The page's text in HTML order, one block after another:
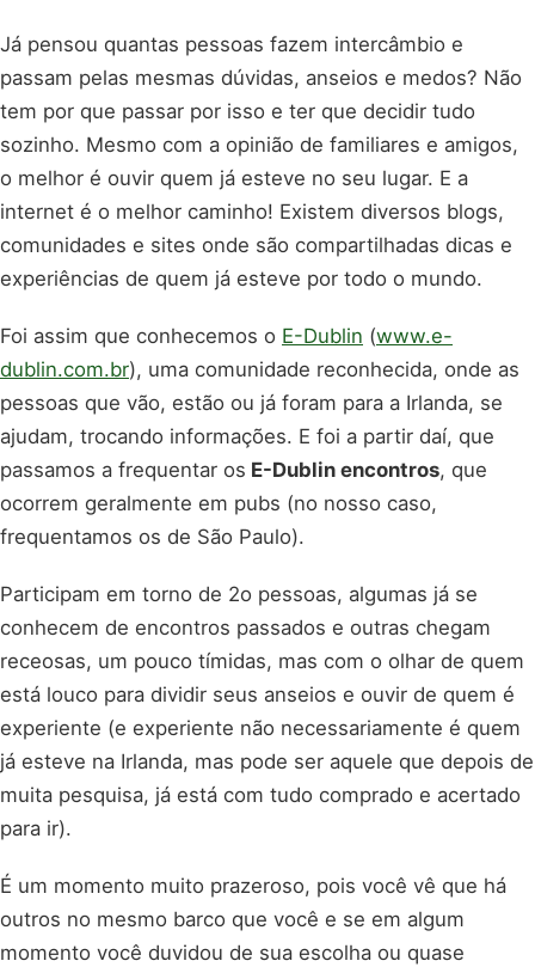
Já pensou quantas pessoas fazem intercâmbio e
passam pelas mesmas dúvidas, anseios e medos? Não
tem por que passar por isso e ter que decidir tudo
sozinho. Mesmo com a opinião de familiares e amigos,
o melhor é ouvir quem já esteve no seu lugar. E a
internet é o melhor caminho! Existem diversos blogs,
comunidades e sites onde são compartilhadas dicas e
experiências de quem já esteve por todo o mundo.
Foi assim que conhecemos o E-Dublin (www.e-
dublin.com.br), uma comunidade reconhecida, onde as
pessoas que vão, estão ou já foram para a Irlanda, se
ajudam, trocando informações. E foi a partir daí, que
passamos a frequentar os E-Dublin encontros, que
ocorrem geralmente em pubs (no nosso caso,
frequentamos os de São Paulo).
Participam em torno de 2o pessoas, algumas já se
conhecem de encontros passados e outras chegam
receosas, um pouco tímidas, mas com o olhar de quem
está louco para dividir seus anseios e ouvir de quem é
experiente (e experiente não necessariamente é quem
já esteve na Irlanda, mas pode ser aquele que depois de
muita pesquisa, já está com tudo comprado e acertado
para ir).
É um momento muito prazeroso, pois você vê que há
outros no mesmo barco que você e se em algum
momento você duvidou de sua escolha ou quase